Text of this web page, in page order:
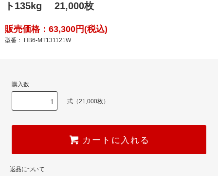
ト135kg 21,000枚
販売価格：63,300円(税込)
型番： HB6-MT131121W
購入数
式（21,000枚）
カートに入れる
返品について